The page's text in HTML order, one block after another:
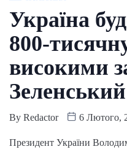
Україна
800-
високими
Зеленський
By Redactor 6 Лютого,
Президент України